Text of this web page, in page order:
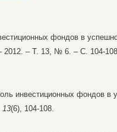
фондов в
2012. – Т. 13, № 6. – С. 104-
инвестиционных фондов в
13(6), 104-108.